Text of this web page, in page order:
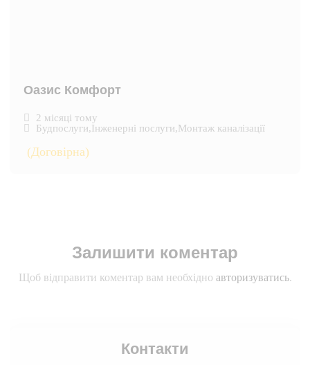
Оазис Комфорт
2 місяці тому
Будпослуги,Інженерні послуги,Монтаж каналізації
(Договірна)
Залишити коментар
Щоб відправити коментар вам необхідно авторизуватись.
Контакти